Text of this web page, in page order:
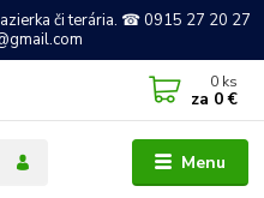
či terária. ☎ 0915 27 20 27
Menu
0 ks
za 0 €